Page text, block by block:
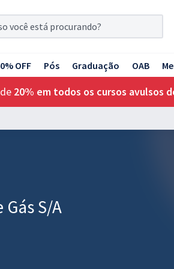
OFF Pós Graduação OAB
20% em todos os cursos avulsos
Gás S/A